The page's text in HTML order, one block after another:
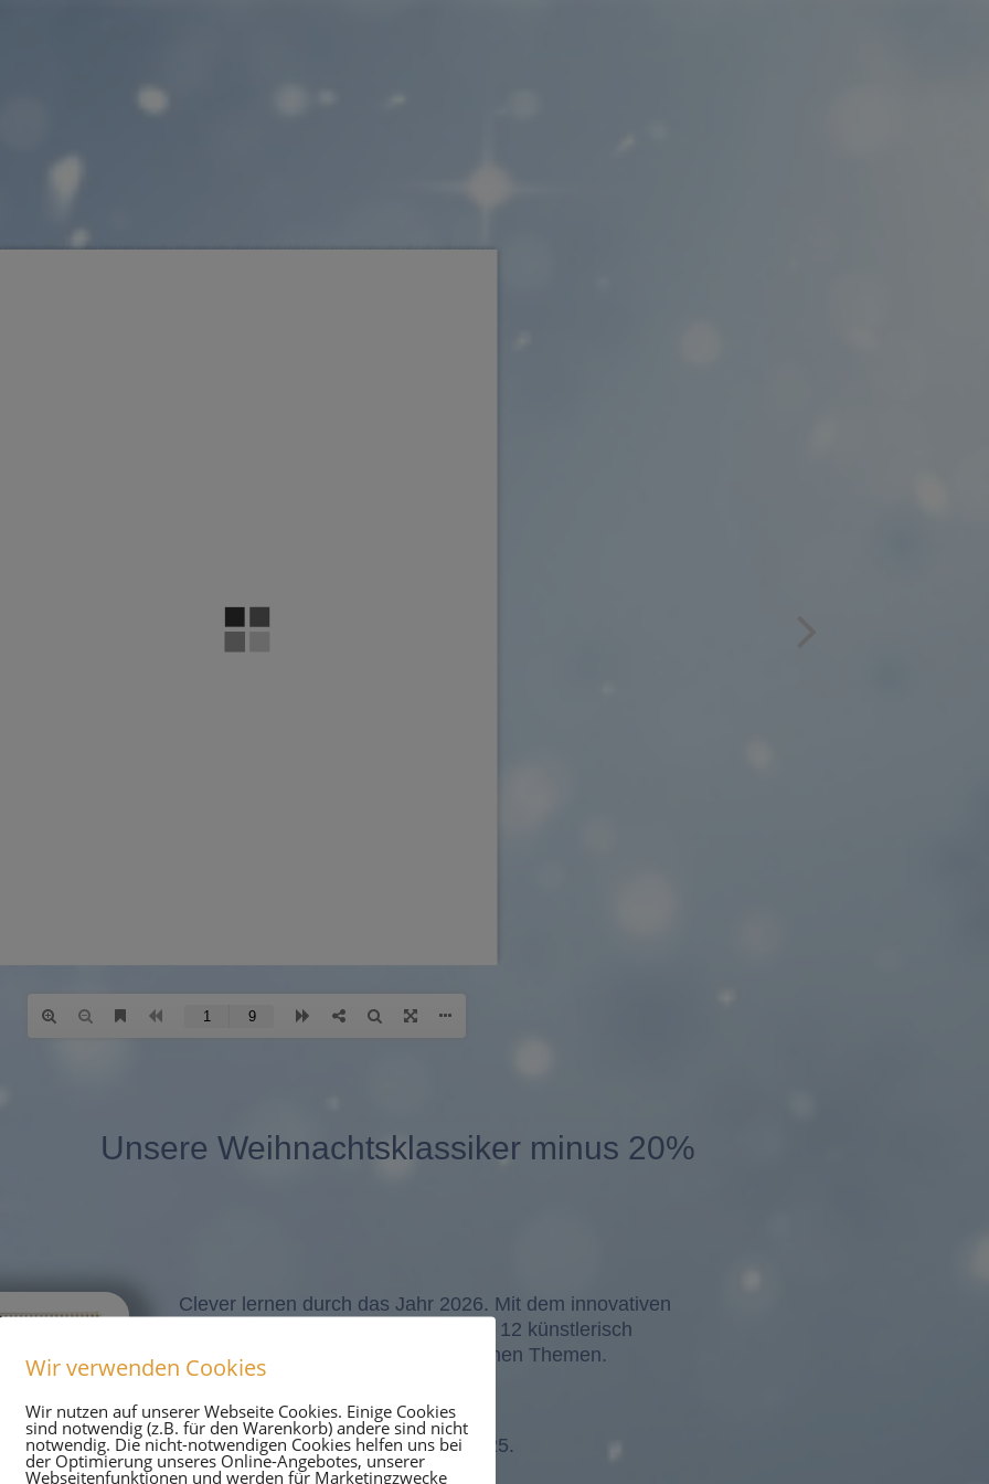
Unsere Weihnachtsklassiker minus 20%
Clever lernen durch das Jahr 2026. Mit dem innovativen
Mindmap-Kalender 2026 erhältst du 12 künstlerisch
gestaltete Mindmaps zu verschiedenen Themen.
Du erhältst 20 % Rabatt.
Dieser Rabatt gilt bis zum 11.12.2025.
Wir verwenden Cookies
Wir nutzen auf unserer Webseite Cookies. Einige Cookies
sind notwendig (z.B. für den Warenkorb) andere sind nicht
notwendig. Die nicht-notwendigen Cookies helfen uns bei
der Optimierung unseres Online-Angebotes, unserer
Webseitenfunktionen und werden für Marketingzwecke